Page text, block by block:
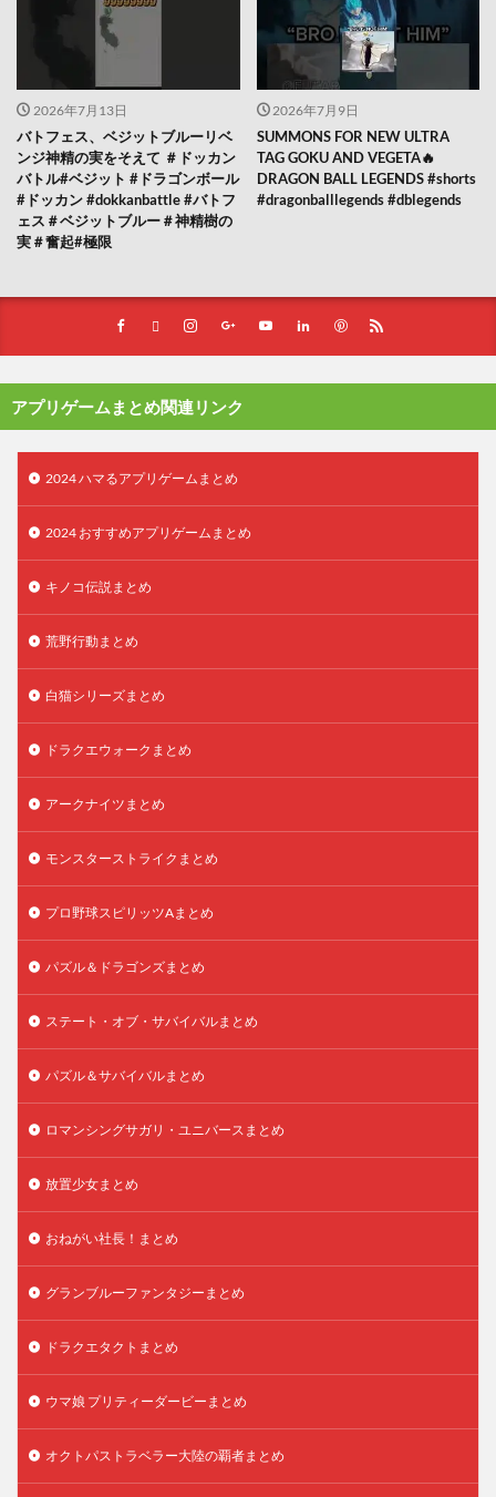
2026年7月13日
バトフェス、ベジットブルーリベ
ンジ神精の実をそえて ＃ドッカン
バトル#ベジット #ドラゴンボール
#ドッカン #dokkanbattle #バトフ
ェス＃ベジットブルー＃神精樹の
実＃奮起#極限
2026年7月9日
SUMMONS FOR NEW ULTRA
TAG GOKU AND VEGETA🔥
DRAGON BALL LEGENDS #shorts
#dragonballlegends #dblegends
アプリゲームまとめ関連リンク
2024 ハマるアプリゲームまとめ
2024 おすすめアプリゲームまとめ
キノコ伝説まとめ
荒野行動まとめ
白猫シリーズまとめ
ドラクエウォークまとめ
アークナイツまとめ
モンスターストライクまとめ
プロ野球スピリッツAまとめ
パズル＆ドラゴンズまとめ
ステート・オブ・サバイバルまとめ
パズル＆サバイバルまとめ
ロマンシングサガリ・ユニバースまとめ
放置少女まとめ
おねがい社長！まとめ
グランブルーファンタジーまとめ
ドラクエタクトまとめ
ウマ娘 プリティーダービーまとめ
オクトパストラベラー大陸の覇者まとめ